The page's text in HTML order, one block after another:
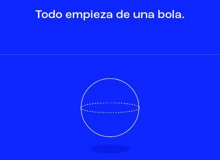
Todo empieza de una bola.